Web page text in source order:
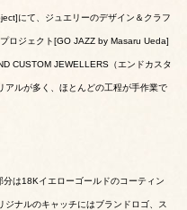
にて、ジュエリーのデザイン＆クラフ
ロジェクト[GO JAZZ by Masaru Ueda]
CUSTOM JEWELLERS（エンドカスタ
アルが多く、ほとんどの工程が手作業で
は18Kイエローゴールドのコーティン
ナルのキャッチにはブランドロゴ、ス